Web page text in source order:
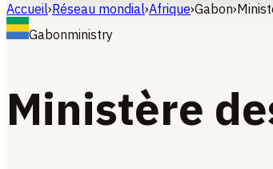
Accueil›Réseau mondial›Afrique›Gabon›
Gabonministry
Ministère